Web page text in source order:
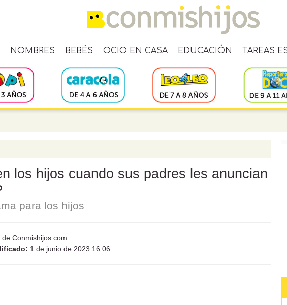
NOMBRES BEBÉS OCIO EN CASA EDUCACIÓN TAREAS
los hijos cuando sus padres les anuncian
para los hijos
de Conmishijos.com
1 de junio de 2023 16:06